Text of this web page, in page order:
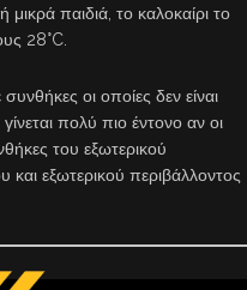
παιδιά, το καλοκαίρι το
28°C.
οι οποίες δεν είναι
πολύ πιο έντονο αν οι
του εξωτερικού
εξωτερικού περιβάλλοντος